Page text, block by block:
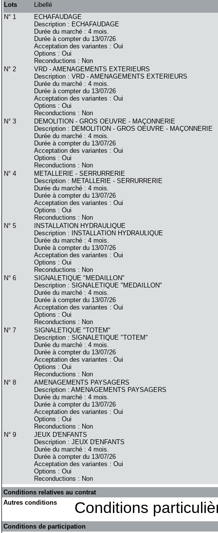
Lots
Libellé
N° 1
ECHAFAUDAGE
Description : ECHAFAUDAGE
Durée du marché : 4 mois.
Durée à compter du 13/07/26
Acceptation des variantes : Oui
Options : Oui
Reconductions : Non
N° 2
VRD - AMENAGEMENTS EXTERIEURS
Description : VRD - AMENAGEMENTS EXTERIEURS
Durée du marché : 4 mois.
Durée à compter du 13/07/26
Acceptation des variantes : Oui
Options : Oui
Reconductions : Non
N° 3
DEMOLITION - GROS OEUVRE - MAÇONNERIE
Description : DEMOLITION - GROS OEUVRE - MAÇONNERIE
Durée du marché : 4 mois.
Durée à compter du 13/07/26
Acceptation des variantes : Oui
Options : Oui
Reconductions : Non
N° 4
METALLERIE - SERRURRERIE
Description : METALLERIE - SERRURRERIE
Durée du marché : 4 mois.
Durée à compter du 13/07/26
Acceptation des variantes : Oui
Options : Oui
Reconductions : Non
N° 5
INSTALLATION HYDRAULIQUE
Description : INSTALLATION HYDRAULIQUE
Durée du marché : 4 mois.
Durée à compter du 13/07/26
Acceptation des variantes : Oui
Options : Oui
Reconductions : Non
N° 6
SIGNALETIQUE "MEDAILLON"
Description : SIGNALETIQUE "MEDAILLON"
Durée du marché : 4 mois.
Durée à compter du 13/07/26
Acceptation des variantes : Oui
Options : Oui
Reconductions : Non
N° 7
SIGNALETIQUE "TOTEM"
Description : SIGNALETIQUE "TOTEM"
Durée du marché : 4 mois.
Durée à compter du 13/07/26
Acceptation des variantes : Oui
Options : Oui
Reconductions : Non
N° 8
AMENAGEMENTS PAYSAGERS
Description : AMENAGEMENTS PAYSAGERS
Durée du marché : 4 mois.
Durée à compter du 13/07/26
Acceptation des variantes : Oui
Options : Oui
Reconductions : Non
N° 9
JEUX D'ENFANTS
Description : JEUX D'ENFANTS
Durée du marché : 4 mois.
Durée à compter du 13/07/26
Acceptation des variantes : Oui
Options : Oui
Reconductions : Non
Conditions relatives au contrat
Autres conditions
Conditions
Conditions de participation